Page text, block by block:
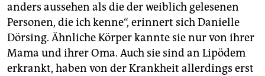
anders aussehen als die der weiblich gelesenen
Personen, die ich kenne“, erinnert sich Danielle
Dörsing. Ähnliche Körper kannte sie nur von ihrer
Mama und ihrer Oma. Auch sie sind an Lipödem
erkrankt, haben von der Krankheit allerdings erst